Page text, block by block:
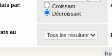
par:
Croissant
Décroissant
au